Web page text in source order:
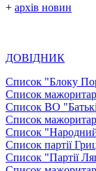
+ архів новин
ДОВІДНИК
Список "Блоку
Список
Список ВО
Список
Список
Список партії
Список "Партії